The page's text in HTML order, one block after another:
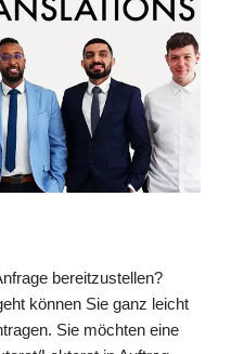
bereitzustellen?
können Sie ganz leicht
Sie möchten eine